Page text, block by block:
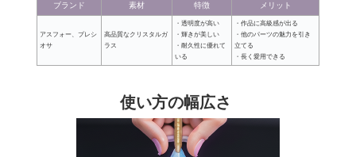
ブランド 素材 特徴 メリット
アスフォー、プレシ
オサ
高品質なクリスタルガ
ラス
・透明度が高い
・輝きが美しい
・耐久性に優れて
いる
・作品に高級感が出る
・他のパーツの魅力を引き
立てる
・長く愛用できる
使い方の幅広さ